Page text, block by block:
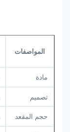
المواصفات
مادة
تصميم
حجم المقعد